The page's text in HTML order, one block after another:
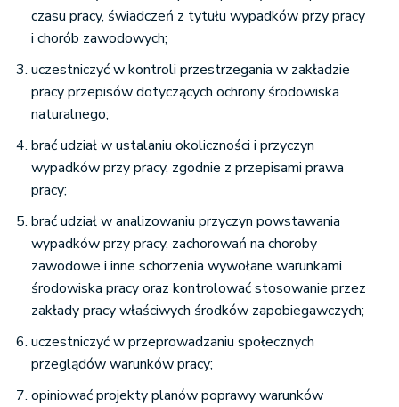
czasu pracy, świadczeń z tytułu wypadków przy pracy
i chorób zawodowych;
uczestniczyć w kontroli przestrzegania w zakładzie
pracy przepisów dotyczących ochrony środowiska
naturalnego;
brać udział w ustalaniu okoliczności i przyczyn
wypadków przy pracy, zgodnie z przepisami prawa
pracy;
brać udział w analizowaniu przyczyn powstawania
wypadków przy pracy, zachorowań na choroby
zawodowe i inne schorzenia wywołane warunkami
środowiska pracy oraz kontrolować stosowanie przez
zakłady pracy właściwych środków zapobiegawczych;
uczestniczyć w przeprowadzaniu społecznych
przeglądów warunków pracy;
opiniować projekty planów poprawy warunków